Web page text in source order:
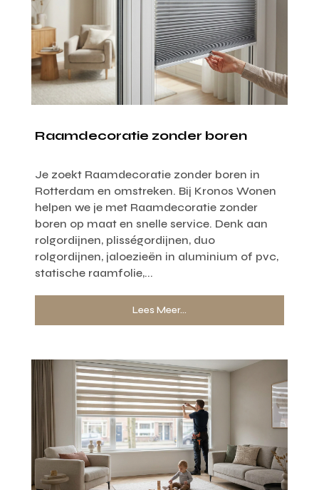
Raamdecoratie zonder boren
Je zoekt Raamdecoratie zonder boren in
Rotterdam en omstreken. Bij Kronos Wonen
helpen we je met Raamdecoratie zonder
boren op maat en snelle service. Denk aan
rolgordijnen, plisségordijnen, duo
rolgordijnen, jaloezieën in aluminium of pvc,
statische raamfolie,...
Lees Meer...